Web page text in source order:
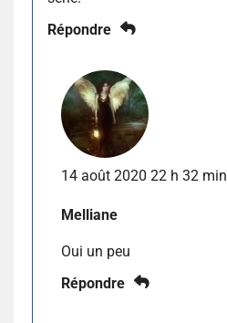
Répondre
14 août 2020 22 h 32 min
Melliane
Oui un peu
Répondre